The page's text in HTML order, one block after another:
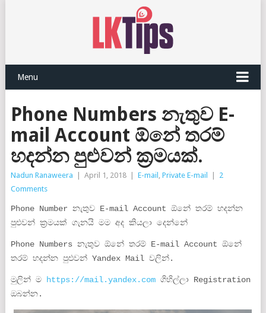
Menu
Phone Numbers නැතුව E-
mail Account ඕනේ තරම්
හදන්න පුළුවන් ක්‍රමයක්.
Nadun Ranaweera April 1, 2018 E-mail , Private E-mail
2
Comments
Phone Number නැතුව E-mail Account ඕනේ තරම් හදන්න
පුළුවන් ක්‍රමයක් ගැනයි මම අද කියලා දෙන්නේ
Phone Numbers නැතුව ඕනේ තරම් E-mail Account ඕනේ
තරම් හදන්න පුළුවන් Yandex Mail වලින්.
මුලින් ම https://mail.yandex.comගිහිල්ලා Registration
ඔබන්න.